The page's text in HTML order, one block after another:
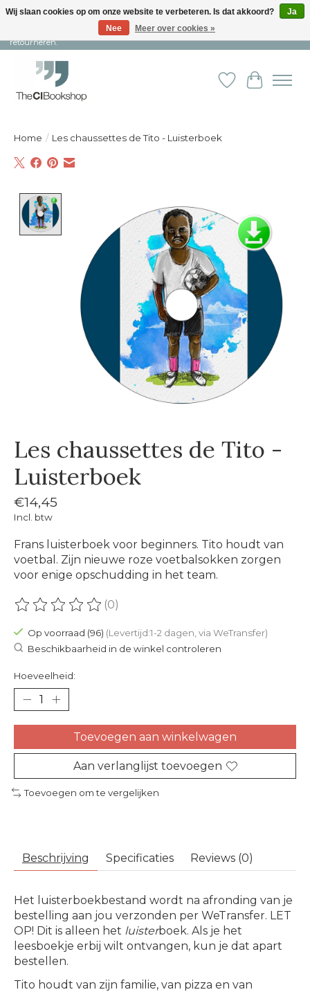
Snelle levering en persoonlijke service ︱ Niet goed? Geld terug! ︱ Gratis
retourneren.
Verlanglijst
Home / Les chaussettes de Tito - Luisterboek
Les chaussettes de Tito -
Luisterboek
€14,45
Incl. btw
Frans luisterboek voor beginners. Tito houdt van
voetbal. Zijn nieuwe roze voetbalsokken zorgen
voor enige opschudding in het team.
De beoordeling van dit product is
(0)
Op voorraad (96) (Levertijd:1-2 dagen, via WeTransfer)
Beschikbaarheid in de winkel controleren
Hoeveelheid:
Toevoegen aan winkelwagen
Aan verlanglijst toevoegen
Toevoegen om te vergelijken
Beschrijving Specificaties Reviews (0)
Het luisterboekbestand wordt na afronding van je
bestelling aan jou verzonden per WeTransfer. LET
OP! Dit is alleen het luisterboek. Als je het
leesboekje erbij wilt ontvangen, kun je dat apart
bestellen.
Tito houdt van zijn familie, van pizza en van
Wij slaan cookies op om onze website te verbeteren. Is dat akkoord?
Ja
Nee
Meer over cookies »